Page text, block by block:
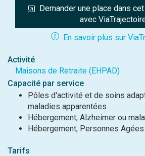
Demander une place dans
avec
En savoir plus sur
Activité
Maisons de Retraite (EHPAD)
Capacité par service
Pôles d'activité et de soins
maladies apparentées
Hébergement, Alzheimer ou
Hébergement, Personnes
Tarifs